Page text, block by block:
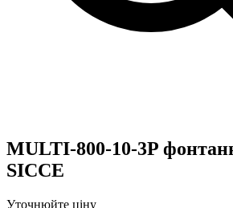
MULTI-800-10-3P
SICCE
Уточнюйте ціну